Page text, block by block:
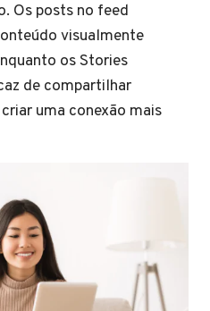
Os posts no feed
visualmente
os Stories
de compartilhar
uma conexão mais